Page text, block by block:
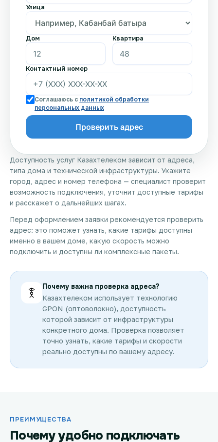
Доступность услуг Казахтелеком зависит от адреса,
типа дома и технической инфраструктуры. Укажите
город, адрес и номер телефона — специалист проверит
возможность подключения, уточнит доступные тарифы
и расскажет о дальнейших шагах.
Перед оформлением заявки рекомендуется проверить
адрес: это поможет узнать, какие тарифы доступны
именно в вашем доме, какую скорость можно
подключить и доступны ли комплексные пакеты.
Почему важна проверка адреса?
Казахтелеком использует технологию
GPON (оптоволокно), доступность
которой зависит от инфраструктуры
конкретного дома. Проверка позволяет
точно узнать, какие тарифы и скорости
реально доступны по вашему адресу.
Улица
Дом Квартира
Контактный номер
Соглашаюсь с политикой обработки
персональных данных
ПРЕИМУЩЕСТВА
Почему удобно подключать